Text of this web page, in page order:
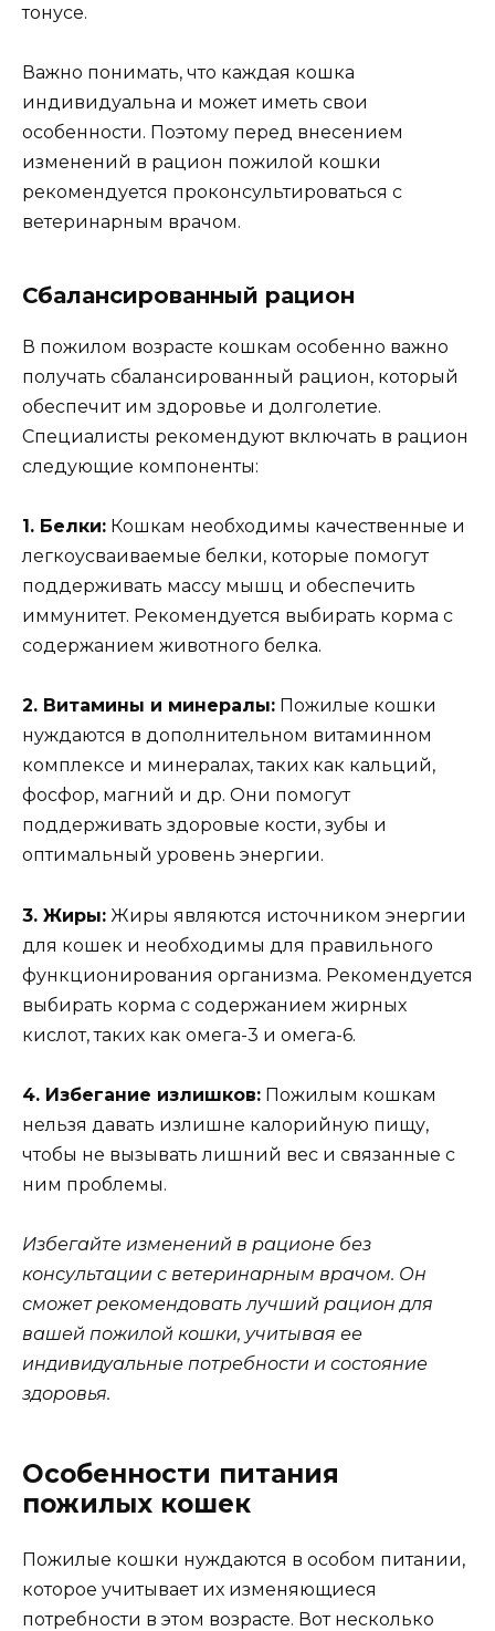
тонусе.
Важно понимать, что каждая кошка
индивидуальна и может иметь свои
особенности. Поэтому перед внесением
изменений в рацион пожилой кошки
рекомендуется проконсультироваться с
ветеринарным врачом.
Сбалансированный рацион
В пожилом возрасте кошкам особенно важно
получать сбалансированный рацион, который
обеспечит им здоровье и долголетие.
Специалисты рекомендуют включать в рацион
следующие компоненты:
1. Белки: Кошкам необходимы качественные и
легкоусваиваемые белки, которые помогут
поддерживать массу мышц и обеспечить
иммунитет. Рекомендуется выбирать корма с
содержанием животного белка.
2. Витамины и минералы: Пожилые кошки
нуждаются в дополнительном витаминном
комплексе и минералах, таких как кальций,
фосфор, магний и др. Они помогут
поддерживать здоровые кости, зубы и
оптимальный уровень энергии.
3. Жиры: Жиры являются источником энергии
для кошек и необходимы для правильного
функционирования организма. Рекомендуется
выбирать корма с содержанием жирных
кислот, таких как омега-3 и омега-6.
4. Избегание излишков: Пожилым кошкам
нельзя давать излишне калорийную пищу,
чтобы не вызывать лишний вес и связанные с
ним проблемы.
Избегайте изменений в рационе без
консультации с ветеринарным врачом. Он
сможет рекомендовать лучший рацион для
вашей пожилой кошки, учитывая ее
индивидуальные потребности и состояние
здоровья.
Особенности питания
пожилых кошек
Пожилые кошки нуждаются в особом питании,
которое учитывает их изменяющиеся
потребности в этом возрасте. Вот несколько